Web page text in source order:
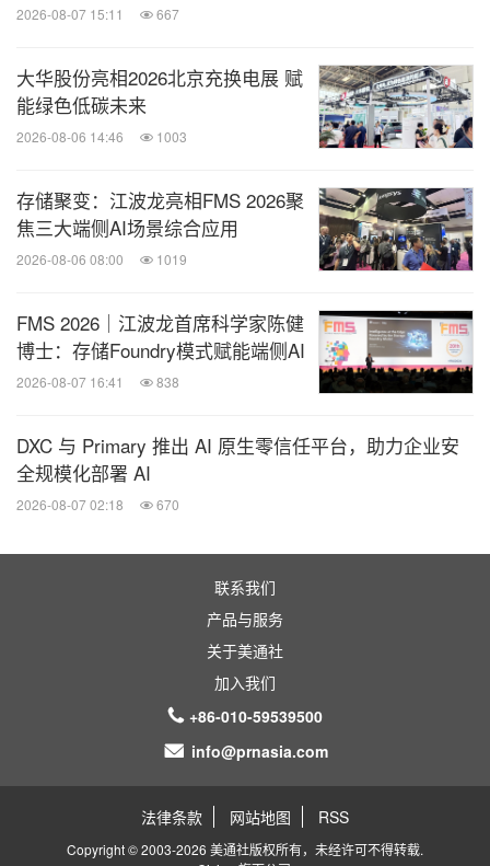
间、不同场景中，企业全制造流程的实时感知、智能
汇聚本土力量，共筑西部地区产业绿色生态
展会不仅是技术与产品的竞技场，更是产业链上下游
融合发展的"加速器"。位于11号馆的四川工业链博
展，紧扣四川省优势产业与未来发展赛道，设立氢能
区展、未来产业展等四大特色展区。东方氢能、厚普
清洁能源、蜀道丰田氢能、四川金星清洁能源、清华
控集团、之维安、清电易、中铁工业、柳工集团、新
筑智装、中铁西南科研院、具身科技、易亨轨道、量
子时频等新能源、氢能、新材料、高端装备及绿色低
碳领域重要企业集中亮相，全景式勾勒出四川从传统
工业基地向绿色化、智能化、高端化"新工业"跨越的
高端论坛洞察趋势，赋能战略决策
展会同期举办"科菁荟"跨区域科技交流活动、川渝工
业智改数转大会、"东数西算"赋能工业绿色智能转型
峰会等多场高端论坛及产业对接活动，围绕电子信
2026-08-07 15:11 667
大华股份亮相2026北京充换电展 赋
能绿色低碳未来
2026-08-06 14:46 1003
存储聚变：江波龙亮相FMS 2026聚
焦三大端侧AI场景综合应用
2026-08-06 08:00 1019
FMS 2026｜江波龙首席科学家陈健
博士：存储Foundry模式赋能端侧AI
2026-08-07 16:41 838
DXC 与 Primary 推出 AI 原生零信任平台，助力企业安
全规模化部署 AI
2026-08-07 02:18 670
联系我们
产品与服务
关于美通社
加入我们
+86-010-59539500
info@prnasia.com
法律条款 网站地图 RSS
Copyright © 2003-2026 美通社版权所有，未经许可不得转载.